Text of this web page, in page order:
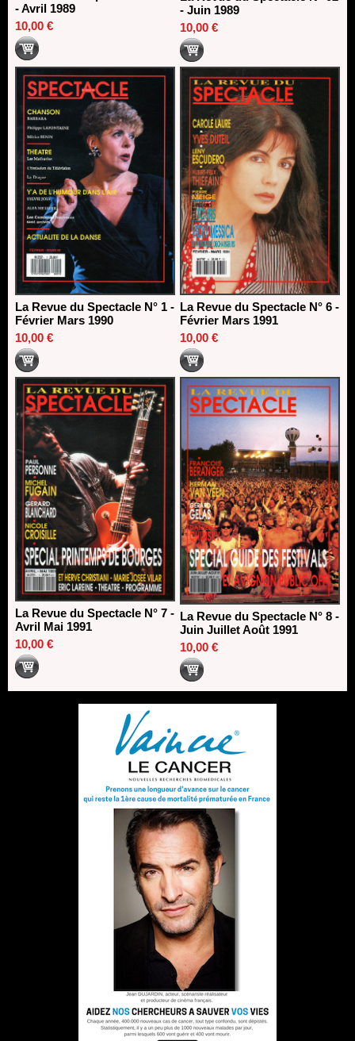
- Avril 1989
10,00 €
- Juin 1989
10,00 €
La Revue du Spectacle N° 1 -
Février Mars 1990
10,00 €
La Revue du Spectacle N° 6 -
Février Mars 1991
10,00 €
La Revue du Spectacle N° 7 -
Avril Mai 1991
10,00 €
La Revue du Spectacle N° 8 -
Juin Juillet Août 1991
10,00 €